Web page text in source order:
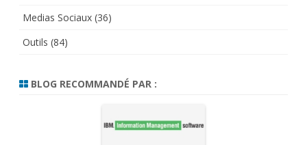
Medias Sociaux (36)
Outils (84)
BLOG RECOMMANDÉ PAR :